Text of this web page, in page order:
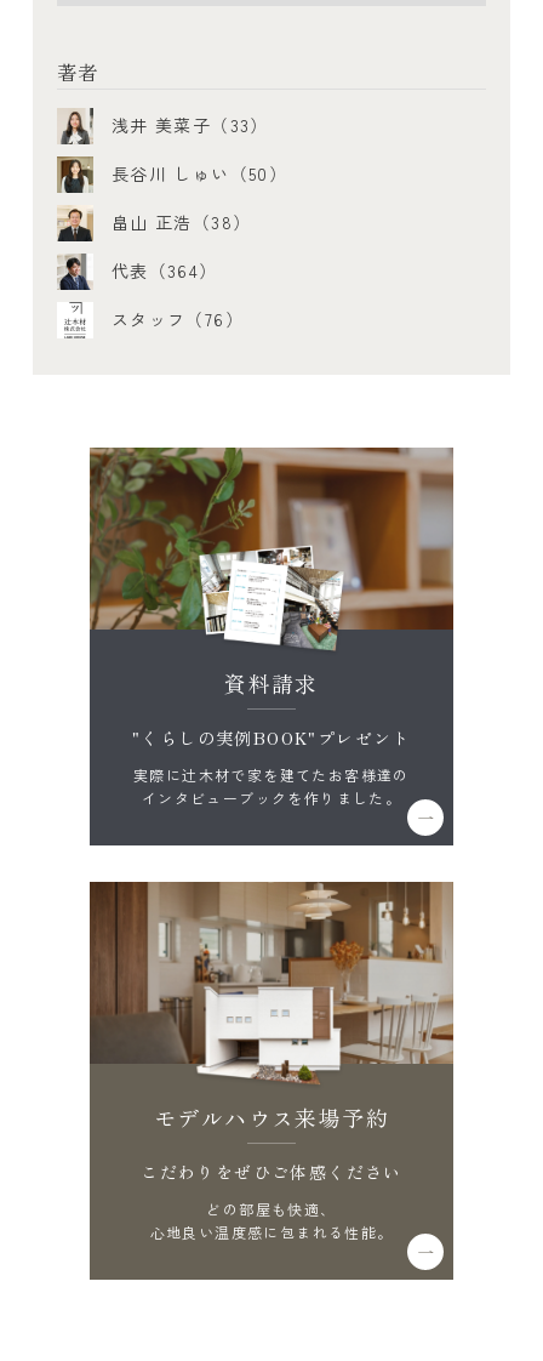
著者
浅井 美菜子（33）
長谷川 しゅい（50）
畠山 正浩（38）
代表（364）
スタッフ（76）
資料請求
"くらしの実例BOOK"プレゼント
実際に辻木材で家を建てたお客様達の
インタビューブックを作りました。
モデルハウス来場予約
こだわりをぜひご体感ください
どの部屋も快適、
心地良い温度感に包まれる性能。